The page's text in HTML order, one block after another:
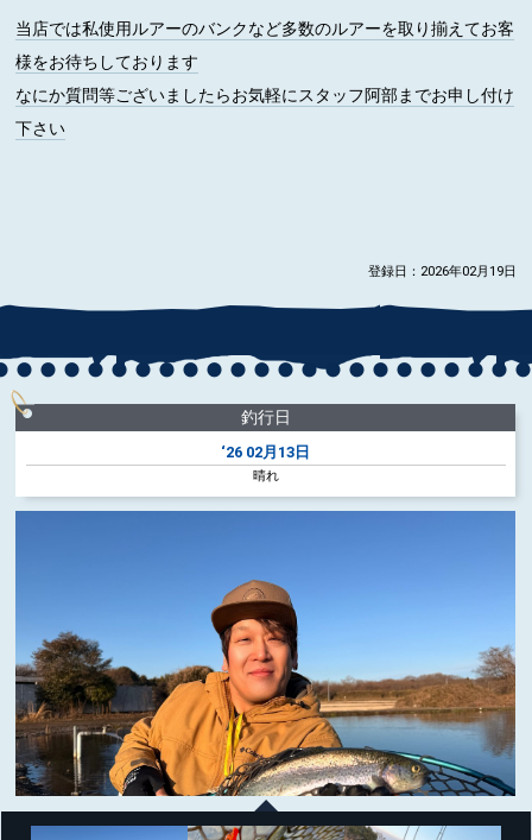
当店では私使用ルアーのバンクなど多数のルアーを取り揃えてお客
様をお待ちしております
なにか質問等ございましたらお気軽にスタッフ阿部までお申し付け
下さい
登録日：2026年02月19日
釣行日
‘26 02月13日
晴れ